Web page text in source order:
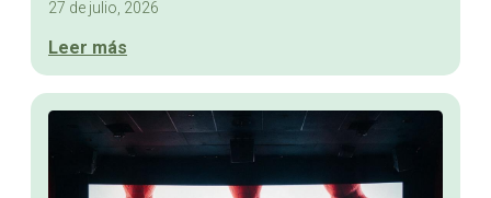
27 de julio, 2026
Leer más